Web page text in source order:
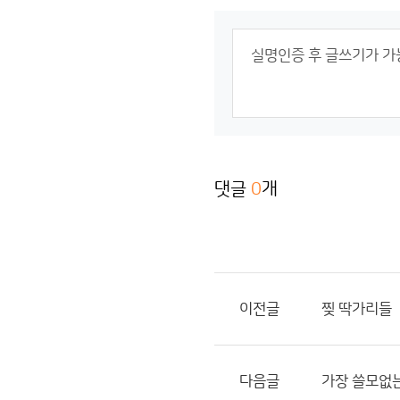
댓글 0개
이전글 찢 딱가리들
다음글 가장 쓸모없